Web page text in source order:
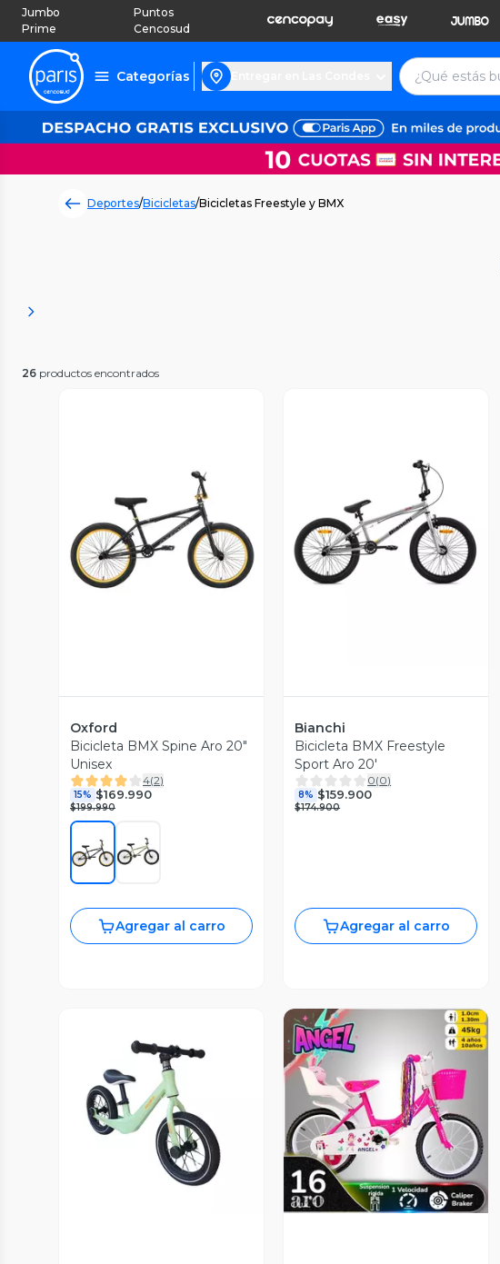
Jumbo
Prime
Puntos
Cencosud
Categorías
Deportes/Bicicletas/Bicicletas Freestyle y BMX
26 productos encontrados
Vista Previa
Oxford
Bicicleta BMX Spine Aro 20"
Unisex
4(2)
15% $169.990
$199.990
Agregar al carro
Vista Previa
Bianchi
Bicicleta BMX Freestyle
Sport Aro 20'
0(0)
8% $159.900
$174.900
Agregar al carro
Vista Previa Vista Previa